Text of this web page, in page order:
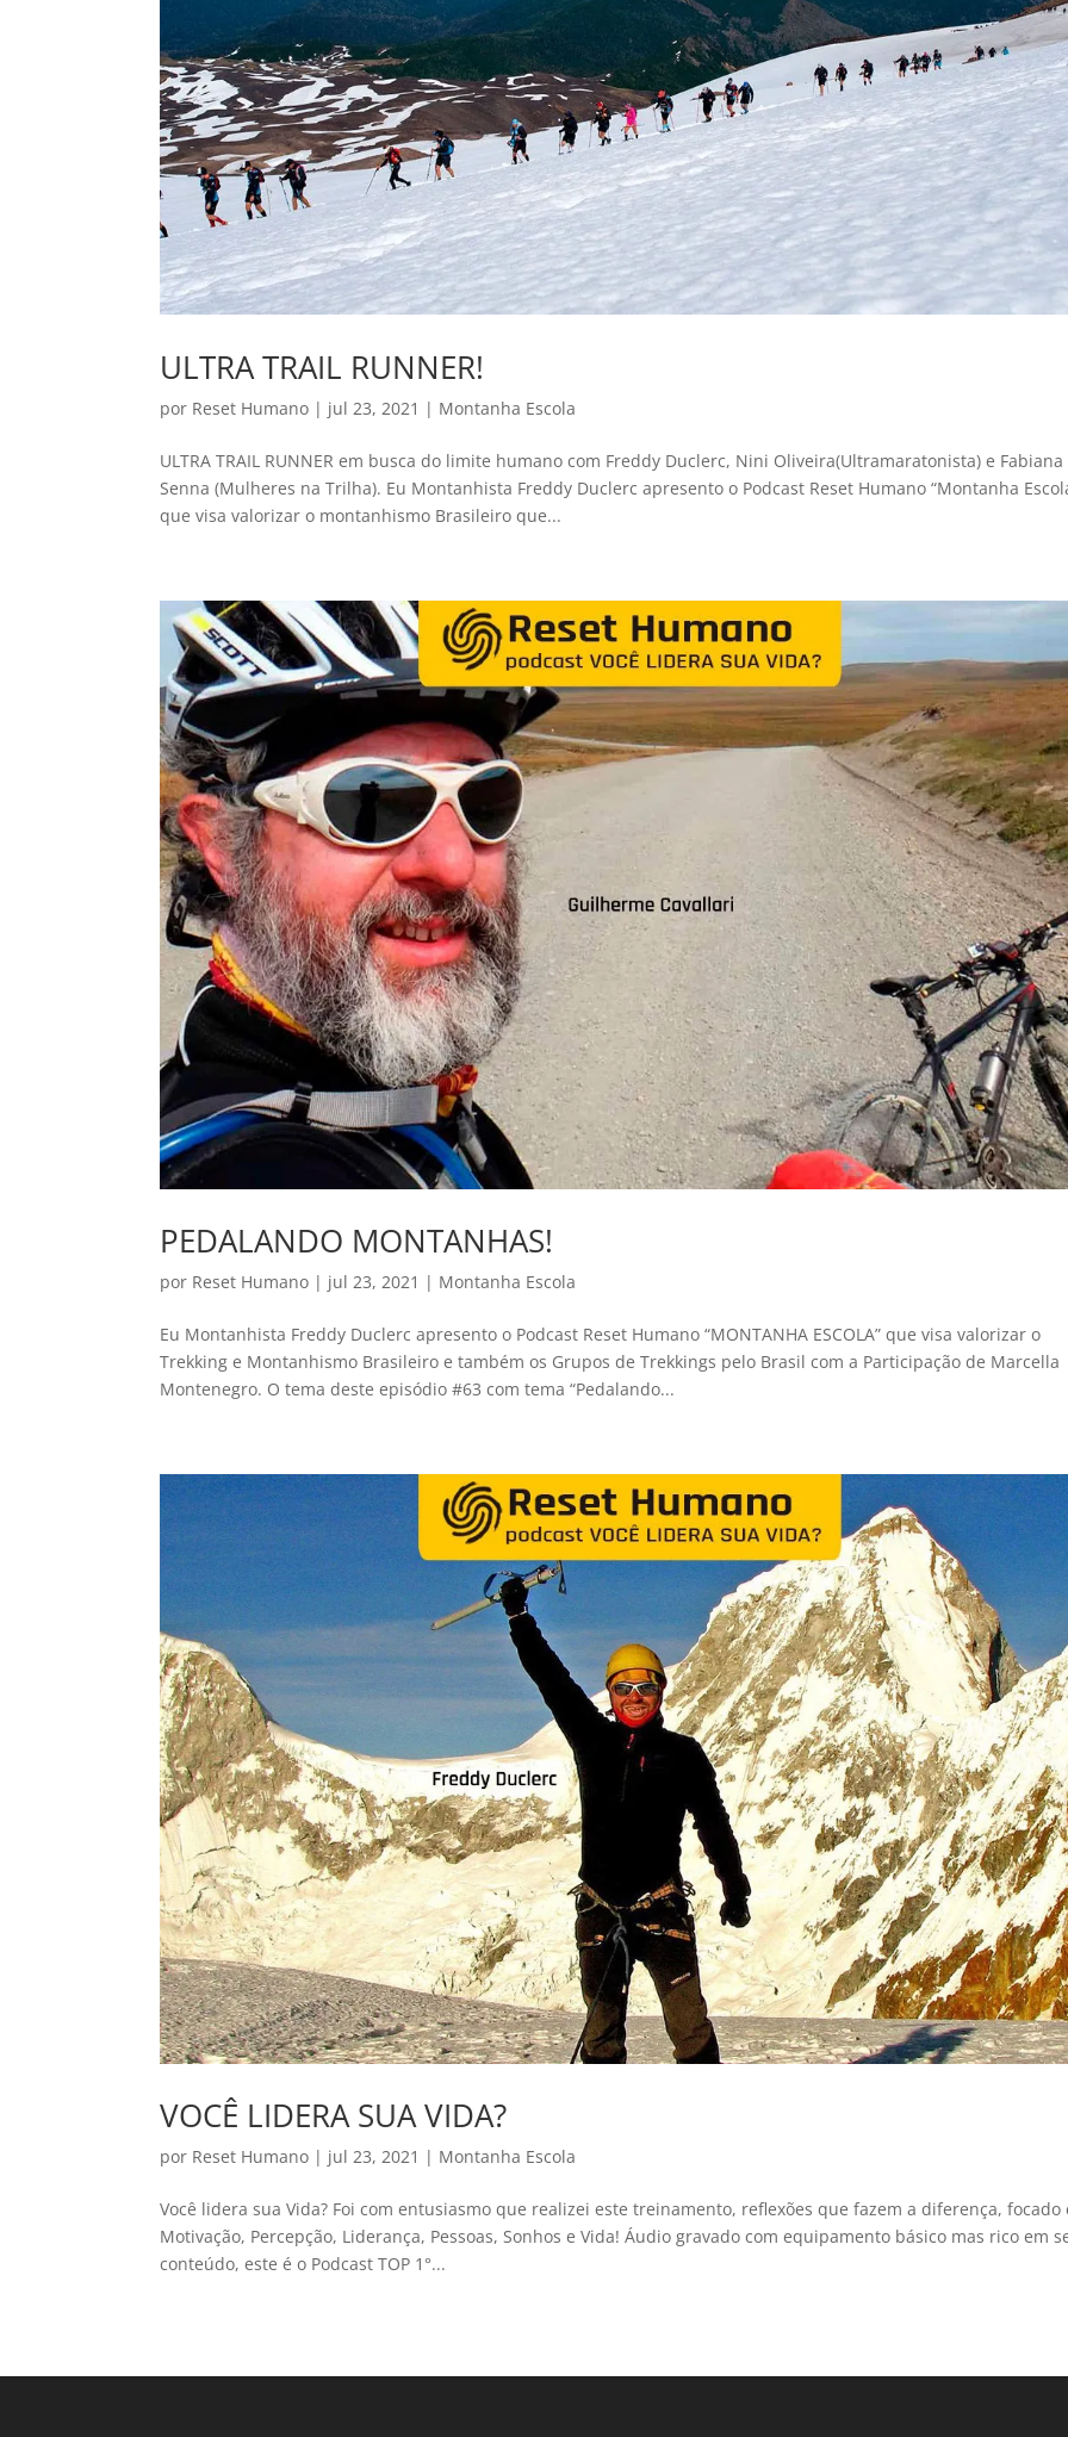
ULTRA TRAIL RUNNER!
por Reset Humano | jul 23, 2021 | Montanha Escola
ULTRA TRAIL RUNNER em busca do limite humano com Freddy Duclerc, Nini Oliveira(Ultramaratonista) e Fabiana
Senna (Mulheres na Trilha). Eu Montanhista Freddy Duclerc apresento o Podcast Reset Humano “Montanha
que visa valorizar o montanhismo Brasileiro que...
PEDALANDO MONTANHAS!
por Reset Humano | jul 23, 2021 | Montanha Escola
Eu Montanhista Freddy Duclerc apresento o Podcast Reset Humano “MONTANHA ESCOLA” que visa valorizar o
Trekking e Montanhismo Brasileiro e também os Grupos de Trekkings pelo Brasil com a Participação de Marcella
Montenegro. O tema deste episódio #63 com tema “Pedalando...
VOCÊ LIDERA SUA VIDA?
por Reset Humano | jul 23, 2021 | Montanha Escola
Você lidera sua Vida? Foi com entusiasmo que realizei este treinamento, reflexões que fazem a diferença, focado
Motivação, Percepção, Liderança, Pessoas, Sonhos e Vida! Áudio gravado com equipamento básico mas rico em
conteúdo, este é o Podcast TOP 1°...